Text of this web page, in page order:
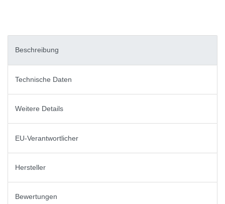
Beschreibung
Technische Daten
Weitere Details
EU-Verantwortlicher
Hersteller
Bewertungen